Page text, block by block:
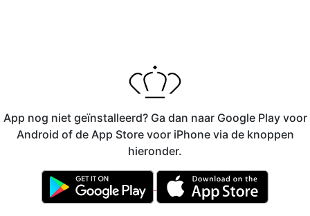
App nog niet geïnstalleerd? Ga dan naar Google Play voor
Android of de App Store voor iPhone via de knoppen
hieronder.